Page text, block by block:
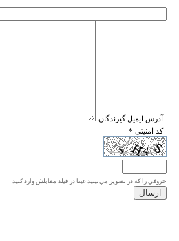
* آدرس ايميل گيرندگان
* کد امنیتی
حروفي را كه در تصوير مي‌بينيد عينا در فيلد مقابلش وارد كنيد